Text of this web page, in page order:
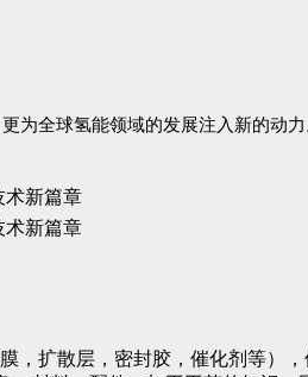
更为全球氢能领域的发展注入新的动
，扩散层，密封胶，催化剂等）